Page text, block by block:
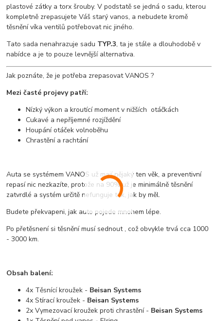
plastové zátky a torx šrouby. V podstatě se jedná o sadu, kterou
kompletně zrepasujete Váš starý vanos, a nebudete kromě
těsnění víka ventilů potřebovat nic jiného.
Tato sada nenahrazuje sadu TYP.3, ta je stále a dlouhodobě v
nabídce a je to pouze levnější alternativa.
Jak poznáte, že je potřeba zrepasovat VANOS ?
Mezi časté projevy patří:
Nízký výkon a kroutící moment v nižších otáčkách
Cukavé a nepříjemné rozjíždění
Houpání otáček volnoběhu
Chrastění a rachtání
Auta se systémem VANOS už mají nějaký ten věk, a preventivní
repasí nic nezkazíte, protože na 90% už je minimálně těsnění
zatvrdlé a systém určitě nefunguje tak, jak by měl.
Budete překvapeni, jak auto pojede mnohem lépe.
Po přetěsnení si těsnění musí sednout , což obvykle trvá cca 1000
- 3000 km.
Obsah balení:
4x Těsnící kroužek - Beisan Systems
4x Stírací kroužek - Beisan Systems
2x Vymezovací kroužek proti chrastění - Beisan Systems